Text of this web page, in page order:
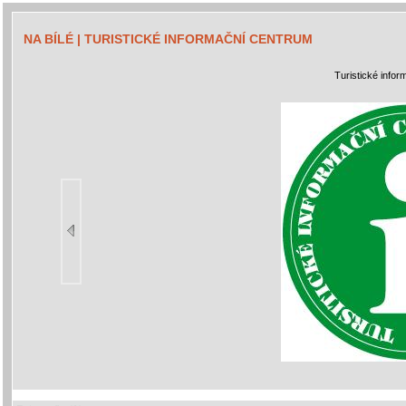
NA BÍLÉ | TURISTICKÉ INFORMAČNÍ CENTRUM
Turistické